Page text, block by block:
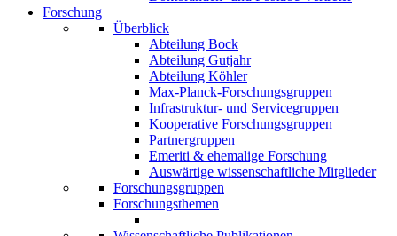
Forschung
Überblick
Abteilung Bock
Abteilung Gutjahr
Abteilung Köhler
Max-Planck-Forschungsgruppen
Infrastruktur- und Servicegruppen
Kooperative Forschungsgruppen
Partnergruppen
Emeriti & ehemalige Forschung
Auswärtige wissenschaftliche Mitglieder
Forschungsgruppen
Forschungsthemen